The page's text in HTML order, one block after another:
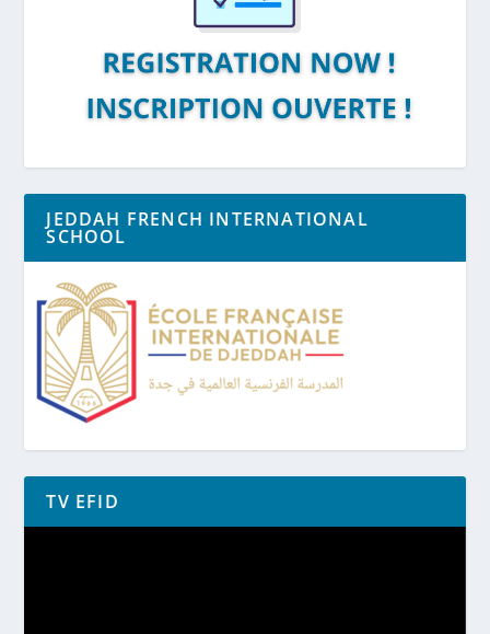
JEDDAH FRENCH INTERNATIONAL
SCHOOL
TV EFID
Lecteur